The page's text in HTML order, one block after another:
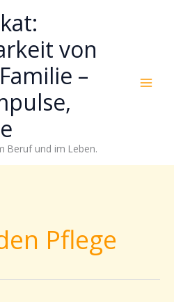
von
–
Beruf und im Leben.
Pflege